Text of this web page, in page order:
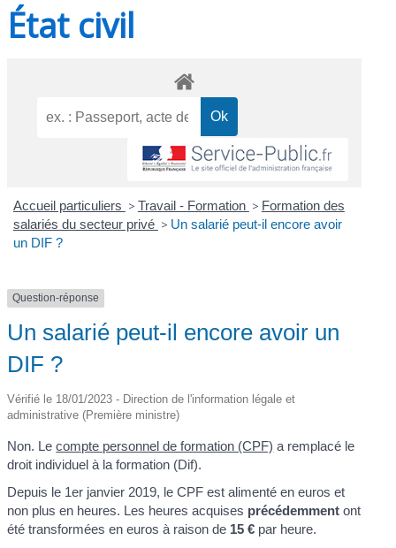
État civil
Accueil particuliers > Travail - Formation > Formation des
salariés du secteur privé > Un salarié peut-il encore avoir
un DIF ?
Question-réponse
Un salarié peut-il encore avoir un
DIF ?
Vérifié le 18/01/2023 - Direction de l'information légale et
administrative (Première ministre)
Non. Lecompte personnel de formation (CPF) a remplacé le
droit individuel à la formation (Dif).
Depuis le 1er janvier 2019, le CPF est alimenté en euros et
non plus en heures. Les heures acquises précédemment ont
été transformées en euros à raison de 15 € par heure.